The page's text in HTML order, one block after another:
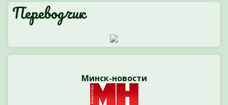
Переводчик
Минск-новости